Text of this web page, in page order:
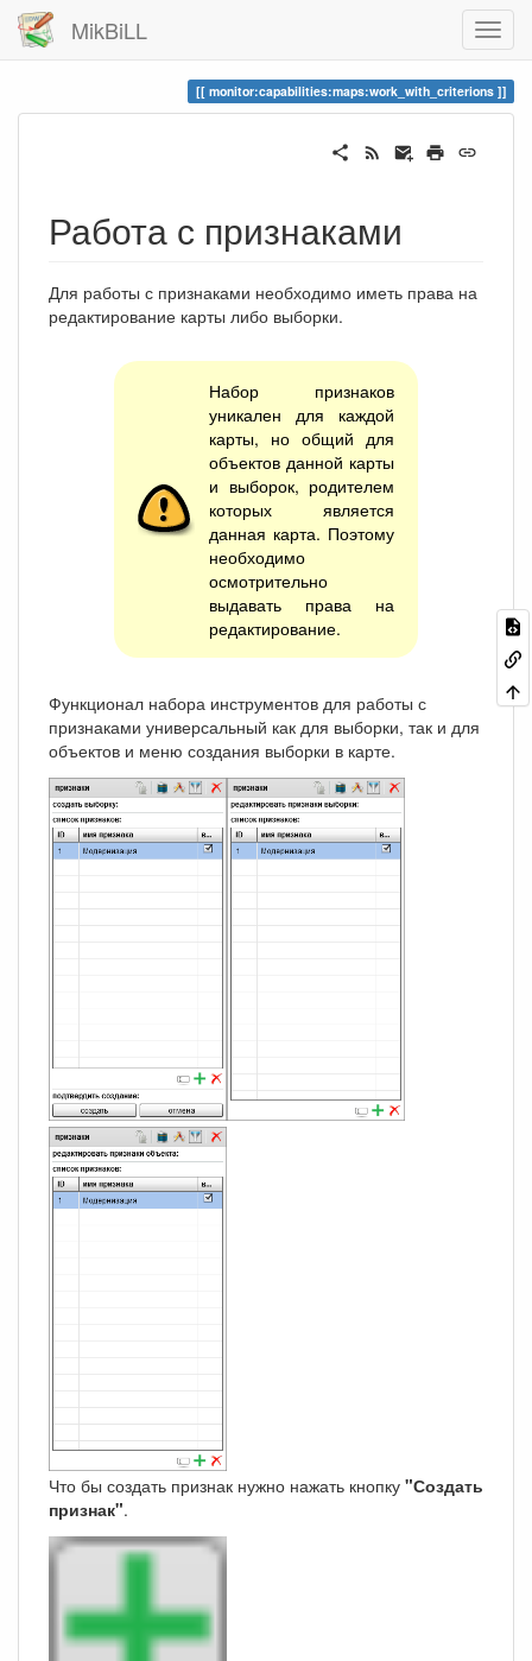
MikBiLL
monitor:capabilities:maps:work_with_criterions
Работа с признаками
Для работы с признаками необходимо иметь права на
редактирование карты либо выборки.
Набор признаков
уникален для каждой
карты, но общий для
объектов данной карты
и выборок, родителем
которых является
данная карта. Поэтому
необходимо
осмотрительно
выдавать права на
редактирование.
Функционал набора инструментов для работы с
признаками универсальный как для выборки, так и для
объектов и меню создания выборки в карте.
Что бы создать признак нужно нажать кнопку "Создать
признак".